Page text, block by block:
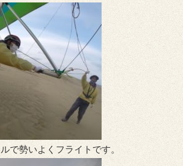
で勢いよくフライトです。